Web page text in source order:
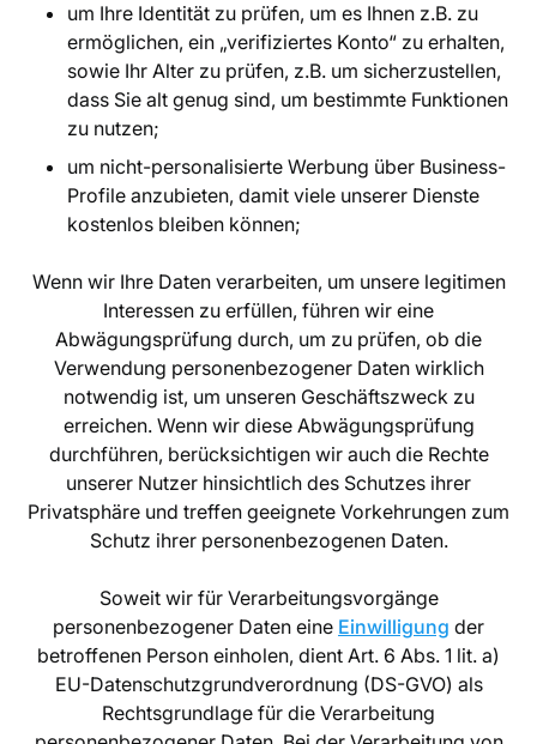
um Ihre Identität zu prüfen, um es Ihnen z.B. zu
ermöglichen, ein „verifiziertes Konto“ zu erhalten,
sowie Ihr Alter zu prüfen, z.B. um sicherzustellen,
dass Sie alt genug sind, um bestimmte Funktionen
zu nutzen;
um nicht-personalisierte Werbung über Business-
Profile anzubieten, damit viele unserer Dienste
kostenlos bleiben können;
Wenn wir Ihre Daten verarbeiten, um unsere legitimen
Interessen zu erfüllen, führen wir eine
Abwägungsprüfung durch, um zu prüfen, ob die
Verwendung personenbezogener Daten wirklich
notwendig ist, um unseren Geschäftszweck zu
erreichen. Wenn wir diese Abwägungsprüfung
durchführen, berücksichtigen wir auch die Rechte
unserer Nutzer hinsichtlich des Schutzes ihrer
Privatsphäre und treffen geeignete Vorkehrungen zum
Schutz ihrer personenbezogenen Daten.
Soweit wir für Verarbeitungsvorgänge
personenbezogener Daten eine Einwilligung der
betroffenen Person einholen, dient Art. 6 Abs. 1 lit. a)
EU-Datenschutzgrundverordnung (DS-GVO) als
Rechtsgrundlage für die Verarbeitung